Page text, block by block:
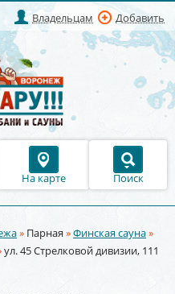
Владельцам Добавить
На карте Поиск
» Парная»Финская сауна»
ул. 45 Стрелковой дивизии, 111